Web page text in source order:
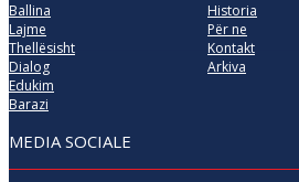
Ballina
Lajme
Thellësisht
Dialog
Edukim
Barazi
Historia
Për ne
Kontakt
Arkiva
MEDIA SOCIALE